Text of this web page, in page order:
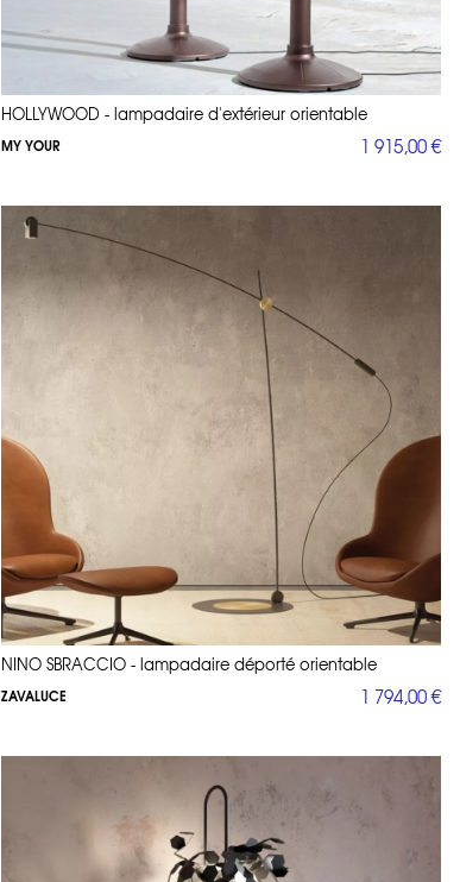
Dans un esprit plus graphique, la lampadaire droit
déclinable en plusieurs couleurs et teinté de blanc à
peut faire office de lampadaire liseuse dans votre salon ou
Vous êtes adepte du minimalisme absolu ? Le lampadaire
une table basse bout de canapé minimaliste avec plateau
Grande lampe polyéthylène à led
Pour égayer vos espaces en intérieur ou en extérieur, les
votre maison.
Lampadaire trépied
Comme son nom l’indique, le lampadaire est monté
décoration. Le design de ce lampadaire fait sa
design apporte une certaine assurance quant à la déco de
Le lampadaire ARC1962de Zavaluce
Pour replonger dans l’ambiance des années 60, optez
FRANCO ZAVARISE, une merveille de design italien qui
abat-jour argenté. Son envergure de de 2,20m à 2,50m
impression étonnante de légèreté compte-tenu de sa taille
N’hésitez pas à nous contacter pour
Vous recherchez une lampe de salon, une lampe de
lampadaire projecteur, une lampe de style vintage ou
Découvrez notre gamme de lampadaires design,
ne trouvez pas votre bonheur dans cette sélection,
vous faut :appliques,plafonniers,lampadaires,lampes de
suspensions design
lampes de chevet design luminaires
nous au 01 53 30 33 30 pour obtenir des échantillons
contactez-nous au 01 53 30 33 30 pour obtenir des
HOLLYWOOD - lampadaire d'extérieur orientable
MY YOUR 1 915,00 €
NINO SBRACCIO - lampadaire déporté orientable
ZAVALUCE 1 794,00 €